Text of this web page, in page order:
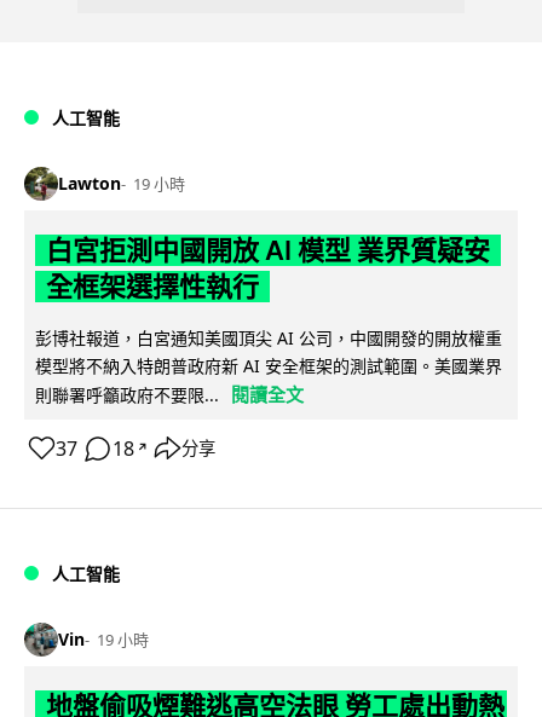
人工智能
Lawton 19 小時
白宮拒測中國開放 AI 模型 業界質疑安
全框架選擇性執行
彭博社報道，白宮通知美國頂尖 AI 公司，中國開發的開放權重
模型將不納入特朗普政府新 AI 安全框架的測試範圍。美國業界
則聯署呼籲政府不要限...
閱讀全文
37 18 ↗ 分享
人工智能
Vin 19 小時
地盤偷吸煙難逃高空法眼 勞工處出動熱